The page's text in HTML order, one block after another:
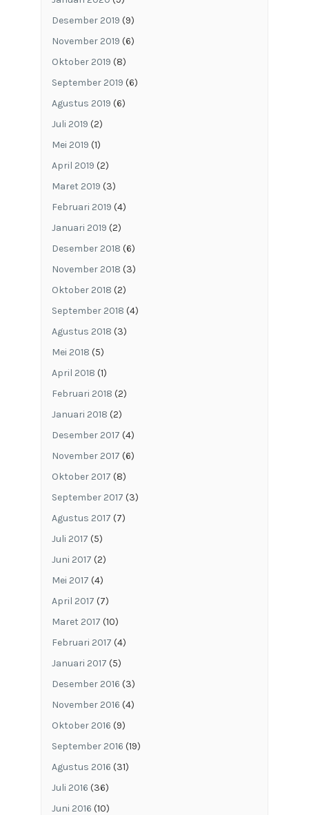
Desember 2019 (9)
November 2019 (6)
Oktober 2019 (8)
September 2019 (6)
Agustus 2019 (6)
Juli 2019 (2)
Mei 2019 (1)
April 2019 (2)
Maret 2019 (3)
Februari 2019 (4)
Januari 2019 (2)
Desember 2018 (6)
November 2018 (3)
Oktober 2018 (2)
September 2018 (4)
Agustus 2018 (3)
Mei 2018 (5)
April 2018 (1)
Februari 2018 (2)
Januari 2018 (2)
Desember 2017 (4)
November 2017 (6)
Oktober 2017 (8)
September 2017 (3)
Agustus 2017 (7)
Juli 2017 (5)
Juni 2017 (2)
Mei 2017 (4)
April 2017 (7)
Maret 2017 (10)
Februari 2017 (4)
Januari 2017 (5)
Desember 2016 (3)
November 2016 (4)
Oktober 2016 (9)
September 2016 (19)
Agustus 2016 (31)
Juli 2016 (36)
Juni 2016 (10)